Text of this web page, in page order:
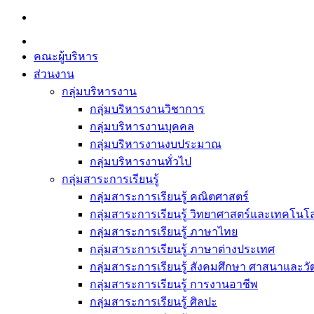
Skip
content
คณะผู้บริหาร
ส่วนงาน
กลุ่มบริหารงาน
กลุ่มบริหารงานวิชาการ
กลุ่มบริหารงานบุคคล
กลุ่มบริหารงานงบประมาณ
กลุ่มบริหารงานทั่วไป
กลุ่มสาระการเรียนรู้
กลุ่มสาระการเรียนรู้ คณิตศาสตร์
กลุ่มสาระการเรียนรู้ วิทยาศาสตร์และเทคโนโ
กลุ่มสาระการเรียนรู้ ภาษาไทย
กลุ่มสาระการเรียนรู้ ภาษาต่างประเทศ
กลุ่มสาระการเรียนรู้ สังคมศึกษา ศาสนาและ
กลุ่มสาระการเรียนรู้ การงานอาชีพ
กลุ่มสาระการเรียนรู้ ศิลปะ